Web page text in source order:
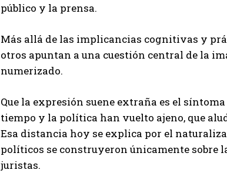
público y la prensa.
Más allá de las implicancias cognitivas y
otros apuntan a una cuestión central de la
numerizado.
Que la expresión suene extraña es el
tiempo y la política han vuelto ajeno, que
Esa distancia hoy se explica por el
políticos se construyeron únicamente sobre
juristas.